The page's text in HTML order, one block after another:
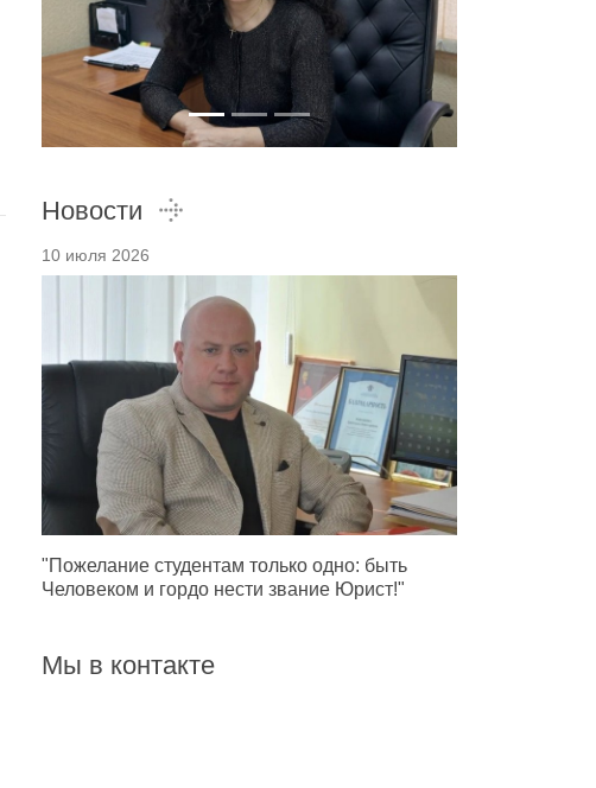
Новости
10 июля 2026
"Пожелание студентам только одно: быть
Человеком и гордо нести звание Юрист!"
Мы в контакте